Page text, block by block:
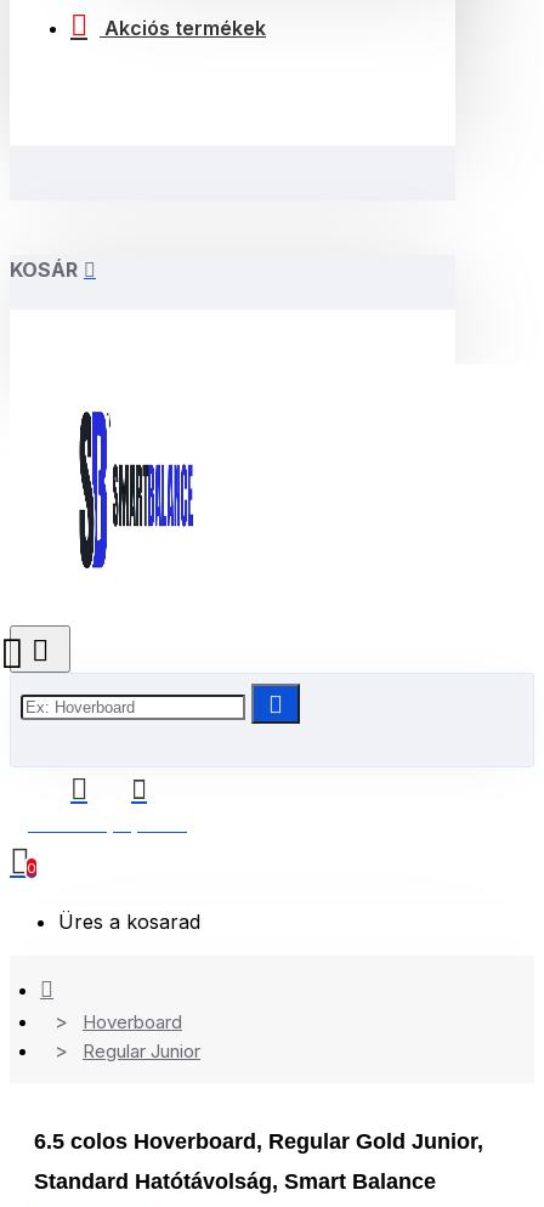
Akciós termékek
KOSÁR
0
Üres a kosarad
Hoverboard
Regular Junior
6.5 colos Hoverboard, Regular Gold Junior,
Standard Hatótávolság, Smart Balance